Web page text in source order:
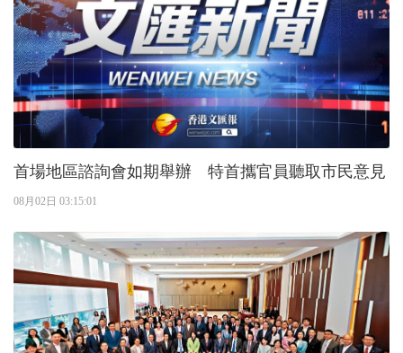
首場地區諮詢會如期舉辦 特首攜官員聽取市民意見
08月02日 03:15:01